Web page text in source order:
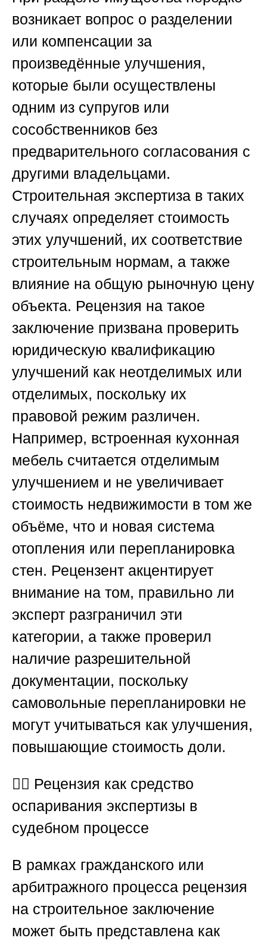
возникает вопрос о разделении
или компенсации за
произведённые улучшения,
которые были осуществлены
одним из супругов или
сособственников без
предварительного согласования с
другими владельцами.
Строительная экспертиза в таких
случаях определяет стоимость
этих улучшений, их соответствие
строительным нормам, а также
влияние на общую рыночную цену
объекта. Рецензия на такое
заключение призвана проверить
юридическую квалификацию
улучшений как неотделимых или
отделимых, поскольку их
правовой режим различен.
Например, встроенная кухонная
мебель считается отделимым
улучшением и не увеличивает
стоимость недвижимости в том же
объёме, что и новая система
отопления или перепланировка
стен. Рецензент акцентирует
внимание на том, правильно ли
эксперт разграничил эти
категории, а также проверил
наличие разрешительной
документации, поскольку
самовольные перепланировки не
могут учитываться как улучшения,
повышающие стоимость доли.
🧑‍⚖️ Рецензия как средство
оспаривания экспертизы в
судебном процессе
В рамках гражданского или
арбитражного процесса рецензия
на строительное заключение
может быть представлена как